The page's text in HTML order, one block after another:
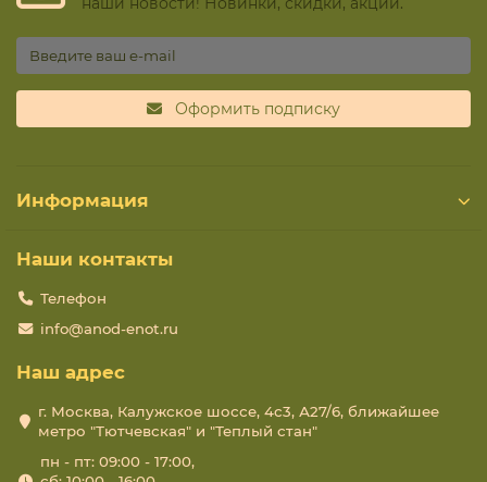
Оформить подписку
Информация
Наши контакты
Телефон
info@anod-enot.ru
Наш адрес
г. Москва, Калужское шоссе, 4с3, А27/6, ближайшее
метро "Тютчевская" и "Теплый стан"
пн - пт: 09:00 - 17:00,